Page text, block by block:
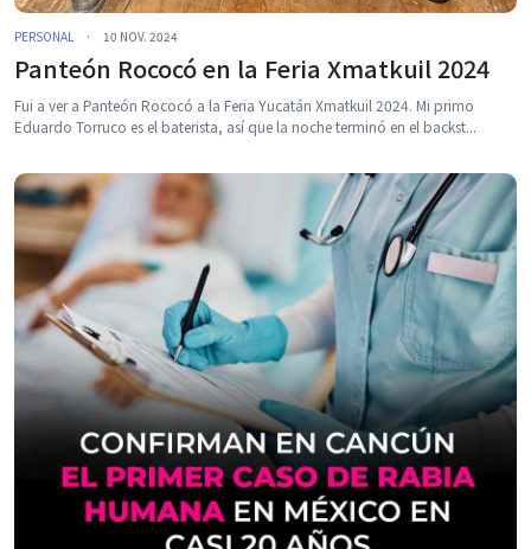
PERSONAL · 10 NOV. 2024
Panteón Rococó en la Feria Xmatkuil 2024
Fui a ver a Panteón Rococó a la Feria Yucatán Xmatkuil 2024. Mi primo
Eduardo Torruco es el baterista, así que la noche terminó en el backst...